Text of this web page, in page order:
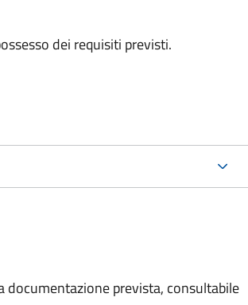
dei requisiti previsti.
prevista, consultabile